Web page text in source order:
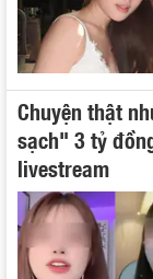
Chuyện thật
sạch" 3 tỷ
livestream